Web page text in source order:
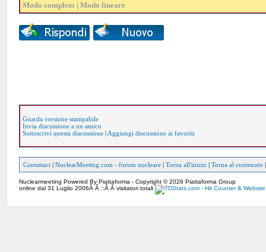
Modo completo |Modo lineare
Guarda versione stampabile
Invia discussione a un amico
Sottoscrivi questa discussione | Aggiungi discussione ai favoriti
Contattaci |NuclearMeeting.com - forum nucleare |Torna all'inizio |Torna al contenuto
Nuclearmeeting Powered By Piattaforma - Copyright © 2026 Piattaforma Group
online dal 31 Luglio 2006Â Â ::Â Â visitatori totali